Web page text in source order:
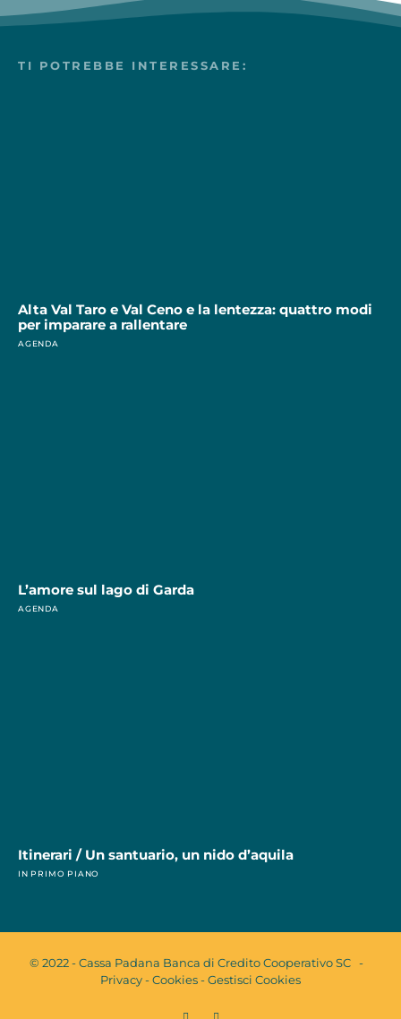
TI POTREBBE INTERESSARE:
Alta Val Taro e Val Ceno e la lentezza: quattro modi
per imparare a rallentare
AGENDA
L’amore sul lago di Garda
AGENDA
Itinerari / Un santuario, un nido d’aquila
IN PRIMO PIANO
© 2022 - Cassa Padana Banca di Credito Cooperativo SC -
Privacy-Cookies-Gestisci Cookies